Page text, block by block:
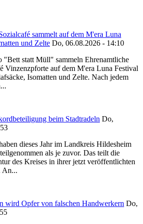
sammelt auf dem M'era Luna
und Zelte Do, 06.08.2026 - 14:10
"Bett statt Müll" sammeln Ehrenamtliche
Vinzenzpforte auf dem M'era Luna Festival
Isomatten und Zelte. Nach jedem
beim Stadtradeln Do,
dieses Jahr im Landkreis Hildesheim
als je zuvor. Das teilt die
des Kreises in ihrer jetzt veröffentlichten
An...
wird Opfer von falschen Handwerkern Do,